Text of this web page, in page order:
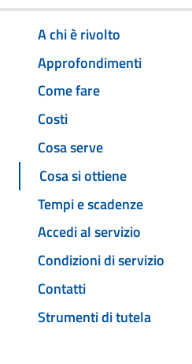
A chi è rivolto
Approfondimenti
Come fare
Costi
Cosa serve
Cosa si ottiene
Tempi e scadenze
Accedi al servizio
Condizioni di servizio
Contatti
Strumenti di tutela